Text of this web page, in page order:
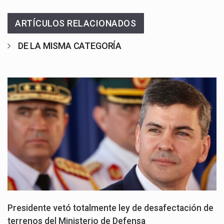
ARTÍCULOS RELACIONADOS
DE LA MISMA CATEGORÍA
Presidente vetó totalmente ley de desafectación de
terrenos del Ministerio de Defensa